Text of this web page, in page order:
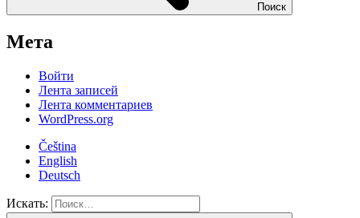
Поиск
Мета
Войти
Лента записей
Лента комментариев
WordPress.org
Čeština
English
Deutsch
Искать: